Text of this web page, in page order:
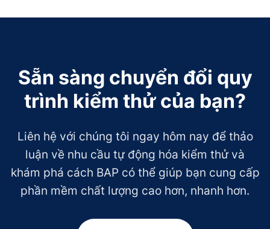
Sẵn sàng chuyển đổi quy
trình kiểm thử của bạn?
Liên hệ với chúng tôi ngay hôm nay để thảo
luận về nhu cầu tự động hóa kiểm thử và
khám phá cách BAP có thể giúp bạn cung cấp
phần mềm chất lượng cao hơn, nhanh hơn.